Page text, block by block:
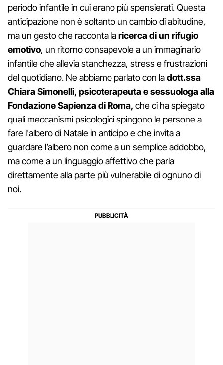
periodo infantile in cui erano più spensierati. Questa
anticipazione non è soltanto un cambio di abitudine,
ma un gesto che racconta laricerca di un rifugio
emotivo, un ritorno consapevole a un immaginario
infantile che allevia stanchezza, stress e frustrazioni
del quotidiano. Ne abbiamo parlato con ladott.ssa
Chiara Simonelli, psicoterapeuta e sessuologa alla
Fondazione Sapienza di Roma, che ci ha spiegato
quali meccanismi psicologici spingono le persone a
fare l'albero di Natale in anticipo e che invita a
guardare l’albero non come a un semplice addobbo,
ma come a un linguaggio affettivo che parla
direttamente alla parte più vulnerabile di ognuno di
noi.